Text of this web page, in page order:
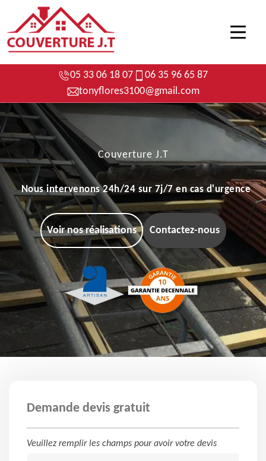
05 33 06 18 07
06 35 96 65 87
tonyflores3100@gmail.com
Couverture J.T
Nous intervenons 24h/24 sur 7j/7 en cas d'urgence
Voir nos réalisations Contactez-nous
Demande devis gratuit
Veuillez remplir les champs pour avoir votre devis